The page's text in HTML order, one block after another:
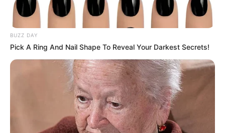
BUZZ DAY
Pick A Ring And Nail Shape To Reveal Your Darkest Secrets!